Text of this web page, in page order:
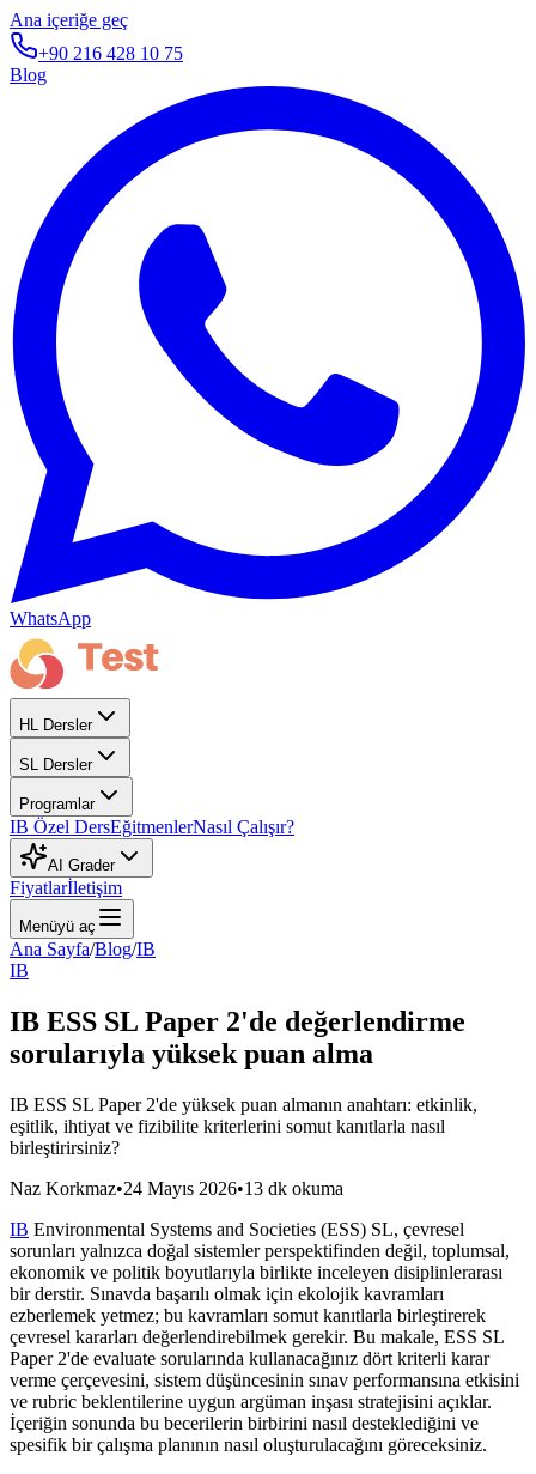
Ana içeriğe geç
+90 216 428 10 75
Blog
WhatsApp
HL Dersler
SL Dersler
Programlar
IB Özel DersEğitmenlerNasıl Çalışır?
AI Grader
Fiyatlarİletişim
Menüyü aç
Ana Sayfa/Blog/IB
IB
IB ESS SL Paper 2'de değerlendirme
sorularıyla yüksek puan alma
IB ESS SL Paper 2'de yüksek puan almanın anahtarı: etkinlik,
eşitlik, ihtiyat ve fizibilite kriterlerini somut kanıtlarla nasıl
birleştirirsiniz?
Naz Korkmaz•24 Mayıs 2026•13 dk okuma
IB Environmental Systems and Societies (ESS) SL, çevresel
sorunları yalnızca doğal sistemler perspektifinden değil, toplumsal,
ekonomik ve politik boyutlarıyla birlikte inceleyen disiplinlerarası
bir derstir. Sınavda başarılı olmak için ekolojik kavramları
ezberlemek yetmez; bu kavramları somut kanıtlarla birleştirerek
çevresel kararları değerlendirebilmek gerekir. Bu makale, ESS SL
Paper 2'de evaluate sorularında kullanacağınız dört kriterli karar
verme çerçevesini, sistem düşüncesinin sınav performansına etkisini
ve rubric beklentilerine uygun argüman inşası stratejisini açıklar.
İçeriğin sonunda bu becerilerin birbirini nasıl desteklediğini ve
spesifik bir çalışma planının nasıl oluşturulacağını göreceksiniz.